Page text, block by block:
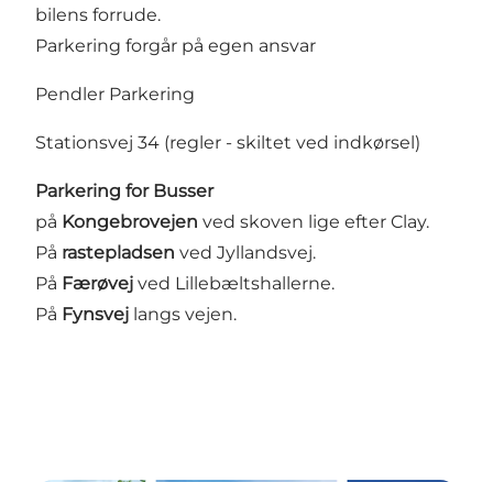
bilens forrude.
Parkering forgår på egen ansvar
Pendler Parkering
Stationsvej 34 (regler - skiltet ved indkørsel)
Parkering for Busser
på Kongebrovejen ved skoven lige efter Clay.
På rastepladsen ved Jyllandsvej.
På Færøvej ved Lillebæltshallerne.
På Fynsvej langs vejen.